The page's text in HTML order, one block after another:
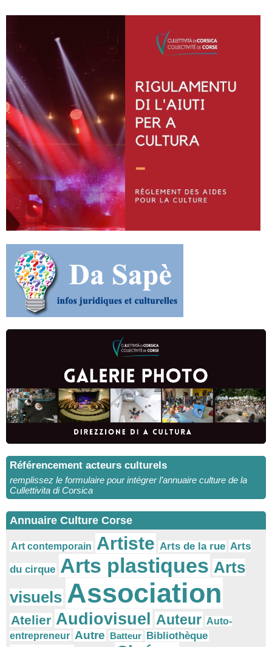
Référencement acteurs culturels
remplissez le formulaire pour intégrer l’annuaire culture de la
Cullettivita di Corsica
Annuaire Culture Corse
Art contemporain Artiste Arts de la rue Arts
du cirque Arts plastiques Arts
visuels Association
Atelier Audiovisuel Auteur Auto-
entrepreneur Autre Batteur Bibliothèque